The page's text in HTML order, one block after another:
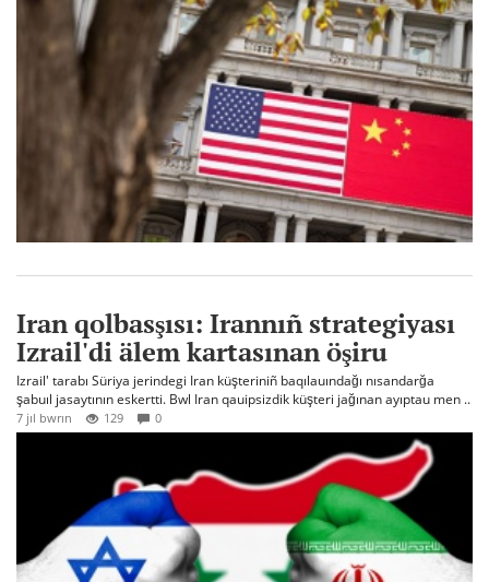
Iran qolbasşısı: Irannıñ strategiyası
Izrail'di älem kartasınan öşiru
Izrail' tarabı Süriya jerindegi Iran küşteriniñ baqılauındağı nısandarğa
şabuıl jasaytının eskertti. Bwl Iran qauipsizdik küşteri jağınan ayıptau men ..
7 jıl bwrın 129 0